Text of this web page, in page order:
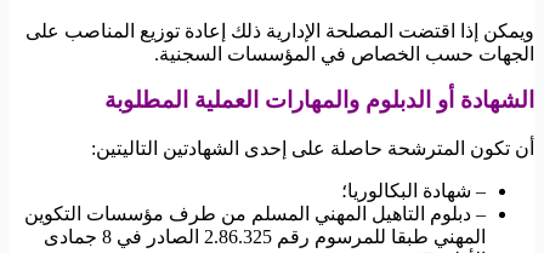
ويمكن إذا اقتضت المصلحة الإدارية ذلك إعادة توزيع المناصب على
الجهات حسب الخصاص في المؤسسات السجنية.
الشهادة أو الدبلوم والمهارات العملية المطلوبة
أن تكون المترشحة حاصلة على إحدى الشهادتين التاليتين:
– شهادة البكالوريا؛
– دبلوم التاهيل المهني المسلم من طرف مؤسسات التكوين
المهني طبقا للمرسوم رقم 2.86.325 الصادر في 8 جمادى